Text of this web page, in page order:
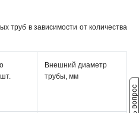
труб в зависимости от количества
Внешний диаметр
трубы, мм